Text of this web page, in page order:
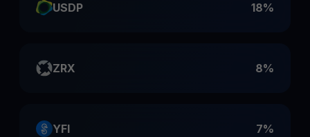
USDP 18%
ZRX 8%
YFI 7%